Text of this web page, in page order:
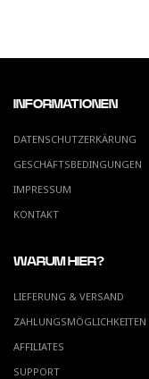
INFORMATIONEN
DATENSCHUTZERKÄRUNG
GESCHÄFTSBEDINGUNGEN
IMPRESSUM
KONTAKT
WARUM HIER?
LIEFERUNG & VERSAND
ZAHLUNGSMÖGLICHKEITEN
AFFILIATES
SUPPORT